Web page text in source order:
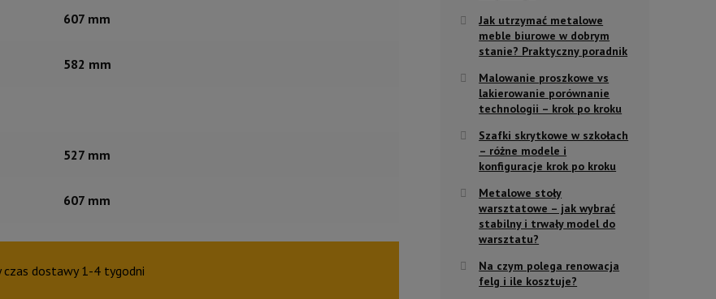
607 mm
582 mm
527 mm
607 mm
czas dostawy 1-4 tygodni
Jak utrzymać metalowe
meble biurowe w dobrym
stanie? Praktyczny poradnik
Malowanie proszkowe vs
lakierowanie porównanie
technologii – krok po kroku
Szafki skrytkowe w szkołach
– różne modele i
konfiguracje krok po kroku
Metalowe stoły
warsztatowe – jak wybrać
stabilny i trwały model do
warsztatu?
Na czym polega renowacja
felg i ile kosztuje?